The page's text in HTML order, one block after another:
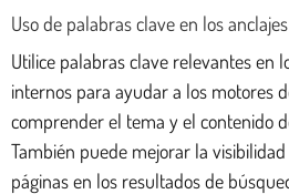
Uso de palabras clave en los
Utilice palabras clave relevantes en
internos para ayudar a los motores
comprender el tema y el contenido
También puede mejorar la
páginas en los resultados de